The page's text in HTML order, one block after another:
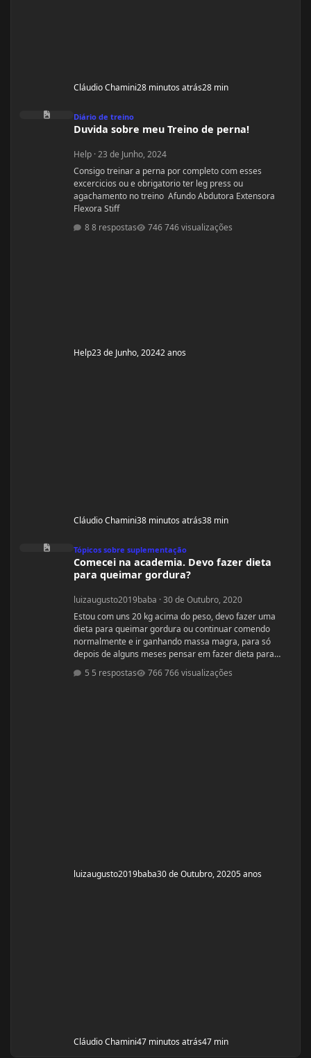
Cláudio Chamini28 minutos atrás28 min
Duvida sobre meu Treino de perna!
Diário de treino
Duvida sobre meu Treino de perna!
Help ·23 de Junho, 2024
Consigo treinar a perna por completo com esses
excercicios ou e obrigatorio ter leg press ou
agachamento no treino Afundo Abdutora Extensora
8 respostas
746 visualizações
Help23 de Junho, 20242 anos
Cláudio Chamini38 minutos atrás38 min
Comecei na academia. Devo fazer dieta para queimar gordura?
Tópicos sobre suplementação
Comecei na academia. Devo fazer dieta
para queimar gordura?
luizaugusto2019baba ·30 de Outubro, 2020
Estou com uns 20 kg acima do peso, devo fazer uma
dieta para queimar gordura ou continuar comendo
normalmente e ir ganhando massa magra, para só
depois de alguns meses pensar em fazer dieta para
secar? Estou a 3 dias na academia.
5 respostas 766 visualizações
luizaugusto2019baba30 de Outubro, 20205 anos
Cláudio Chamini47 minutos atrás47 min